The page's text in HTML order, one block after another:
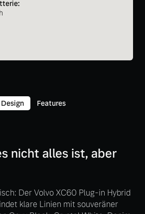
Design Features
nicht alles ist, aber
Der Volvo XC60 Plug-in Hybrid
klare Linien mit souveräner